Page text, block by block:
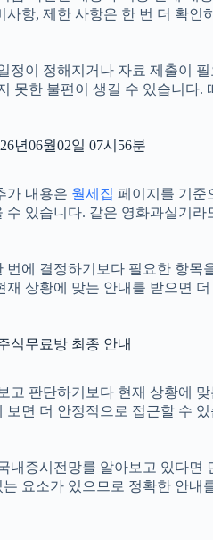
사항, 제한 사항은 한 번 더 확인
정이 정해지거나 자료 제출이
못한 불편이 생길 수 있습니다
년06월02일 07시56분
가 내용은 월세집 페이지를 기준
수 있습니다. 같은 영화과실기
번에 결정하기보다 필요한 항
재 상황에 맞는 안내를 받으면
식무료방 최종 안내
고 판단하기보다 현재 상황에
보면 더 안정적으로 접근할 수
내증시전망를 알아보고 있다
요소가 있으므로 정확한 안